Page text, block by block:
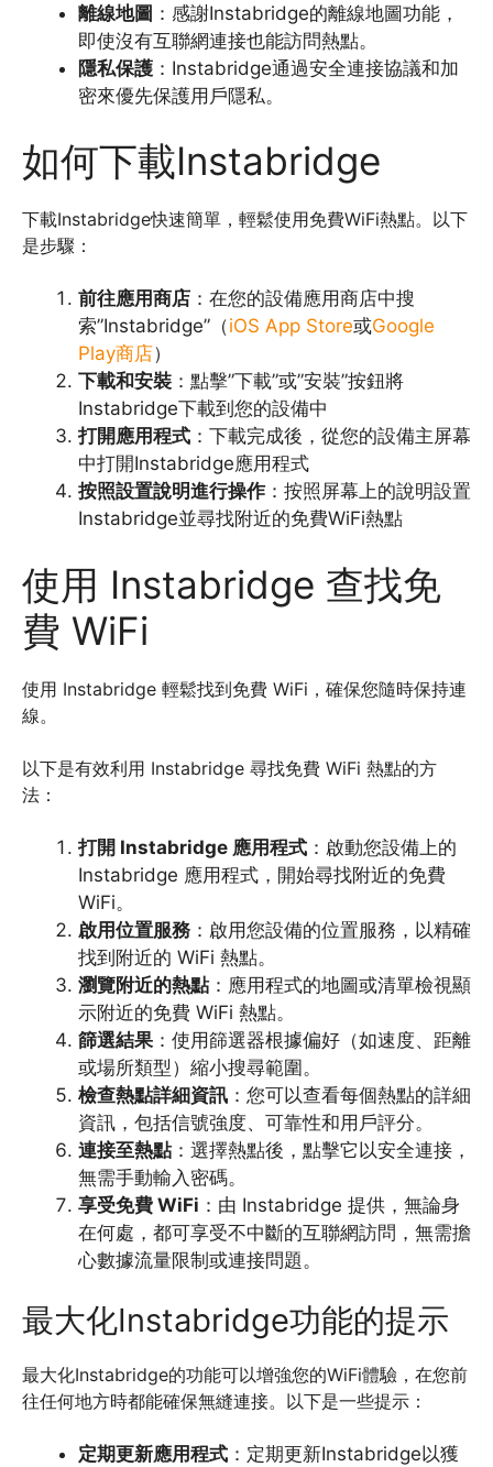
離線地圖 ：感謝Instabridge的離線地圖功能，
即使沒有互聯網連接也能訪問熱點。
隱私保護 ：Instabridge通過安全連接協議和加
密來優先保護用戶隱私。
如何下載Instabridge
下載Instabridge快速簡單，輕鬆使用免費WiFi熱點。以下
是步驟：
前往應用商店 ：在您的設備應用商店中搜
索”Instabridge”（iOS App Store或Google
Play商店）
下載和安裝 ：點擊”下載”或”安裝”按鈕將
Instabridge下載到您的設備中
打開應用程式 ：下載完成後，從您的設備主屏幕
中打開Instabridge應用程式
按照設置說明進行操作：按照屏幕上的說明設置
Instabridge並尋找附近的免費WiFi熱點
使用 Instabridge 查找免
費 WiFi
使用 Instabridge 輕鬆找到免費 WiFi，確保您隨時保持連
線。
以下是有效利用 Instabridge 尋找免費 WiFi 熱點的方
法：
打開 Instabridge 應用程式 ：啟動您設備上的
Instabridge 應用程式，開始尋找附近的免費
WiFi。
啟用位置服務 ：啟用您設備的位置服務，以精確
找到附近的 WiFi 熱點。
瀏覽附近的熱點 ：應用程式的地圖或清單檢視顯
示附近的免費 WiFi 熱點。
篩選結果 ：使用篩選器根據偏好（如速度、距離
或場所類型）縮小搜尋範圍。
檢查熱點詳細資訊 ：您可以查看每個熱點的詳細
資訊，包括信號強度、可靠性和用戶評分。
連接至熱點 ：選擇熱點後，點擊它以安全連接，
無需手動輸入密碼。
享受免費 WiFi ：由 Instabridge 提供，無論身
在何處，都可享受不中斷的互聯網訪問，無需擔
心數據流量限制或連接問題。
最大化Instabridge功能的提示
最大化Instabridge的功能可以增強您的WiFi體驗，在您前
往任何地方時都能確保無縫連接。以下是一些提示：
定期更新應用程式 ：定期更新Instabridge以獲